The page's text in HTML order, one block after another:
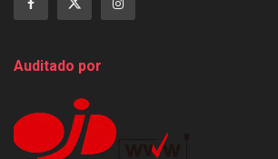
Auditado por